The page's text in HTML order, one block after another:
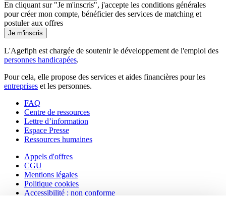
En cliquant sur "Je m'inscris", j'accepte les conditions générales
pour créer mon compte, bénéficier des services de matching et
postuler aux offres
Je m'inscris
L'Agefiph est chargée de soutenir le développement de l'emploi des
personnes handicapées.
Pour cela, elle propose des services et aides financières pour les
entreprises et les personnes.
FAQ
Centre de ressources
Lettre d’information
Espace Presse
Ressources humaines
Appels d'offres
CGU
Mentions légales
Politique cookies
Accessibilité : non conforme